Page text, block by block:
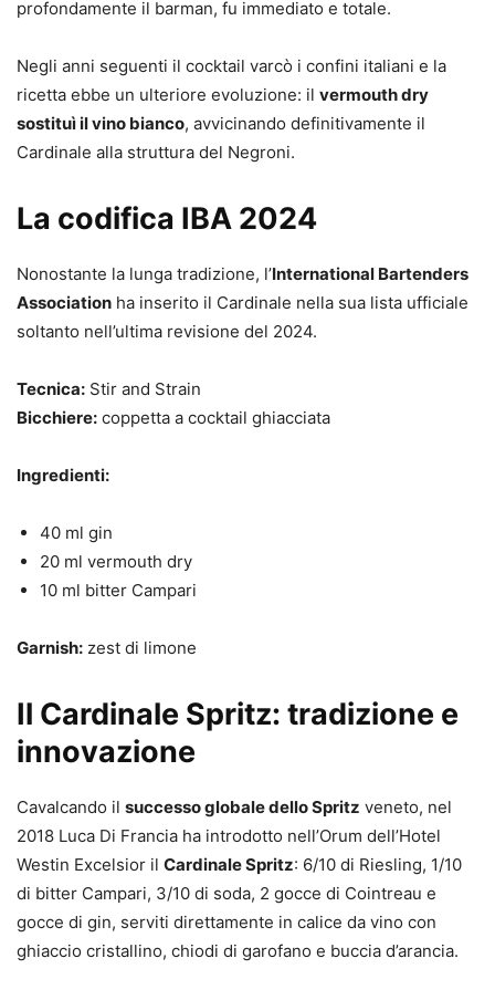
profondamente il barman, fu immediato e totale.
Negli anni seguenti il cocktail varcò i confini italiani e la
ricetta ebbe un ulteriore evoluzione: il vermouth dry
sostituì il vino bianco, avvicinando definitivamente il
Cardinale alla struttura del Negroni.
La codifica IBA 2024
Nonostante la lunga tradizione, l’International Bartenders
Association ha inserito il Cardinale nella sua lista ufficiale
soltanto nell’ultima revisione del 2024.
Tecnica: Stir and Strain
Bicchiere: coppetta a cocktail ghiacciata
Ingredienti:
40 ml gin
20 ml vermouth dry
10 ml bitter Campari
Garnish: zest di limone
Il Cardinale Spritz: tradizione e
innovazione
Cavalcando il successo globale dello Spritz veneto, nel
2018 Luca Di Francia ha introdotto nell’Orum dell’Hotel
Westin Excelsior il Cardinale Spritz: 6/10 di Riesling, 1/10
di bitter Campari, 3/10 di soda, 2 gocce di Cointreau e
gocce di gin, serviti direttamente in calice da vino con
ghiaccio cristallino, chiodi di garofano e buccia d’arancia.